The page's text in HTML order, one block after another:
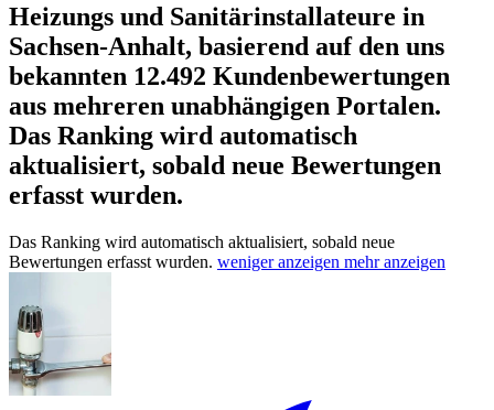
Heizungs und Sanitärinstallateure in
Sachsen-Anhalt, basierend auf den uns
bekannten 12.492 Kundenbewertungen
aus mehreren unabhängigen Portalen.
Das Ranking wird automatisch
aktualisiert, sobald neue Bewertungen
erfasst wurden.
Das Ranking wird automatisch aktualisiert, sobald neue
Bewertungen erfasst wurden. weniger anzeigen mehr anzeigen